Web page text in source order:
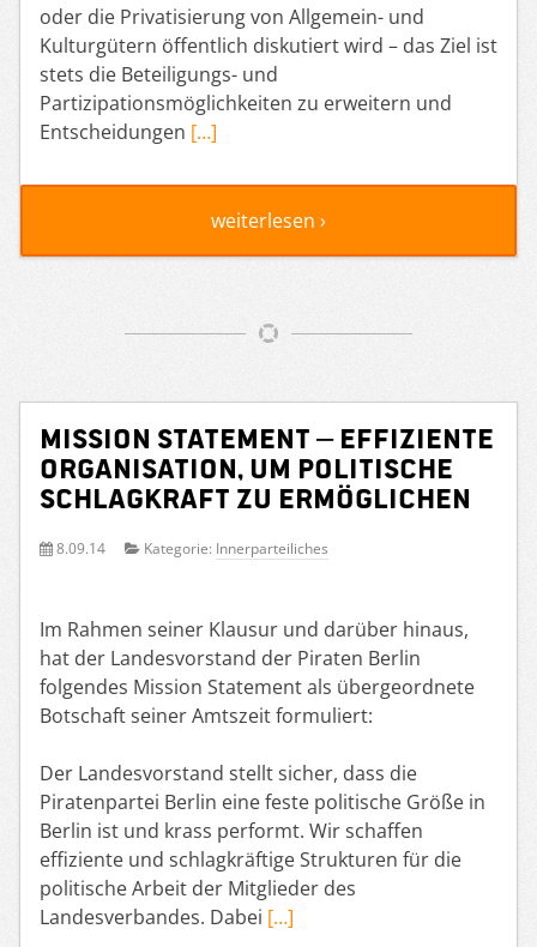
oder die Privatisierung von Allgemein- und
Kulturgütern öffentlich diskutiert wird – das Ziel ist
stets die Beteiligungs- und
Partizipationsmöglichkeiten zu erweitern und
Entscheidungen […]
weiterlesen ›
Mission Statement – Effiziente
Organisation, um politische
Schlagkraft zu ermöglichen
8.09.14 Kategorie: Innerparteiliches
Im Rahmen seiner Klausur und darüber hinaus,
hat der Landesvorstand der Piraten Berlin
folgendes Mission Statement als übergeordnete
Botschaft seiner Amtszeit formuliert:
Der Landesvorstand stellt sicher, dass die
Piratenpartei Berlin eine feste politische Größe in
Berlin ist und krass performt. Wir schaffen
effiziente und schlagkräftige Strukturen für die
politische Arbeit der Mitglieder des
Landesverbandes. Dabei […]